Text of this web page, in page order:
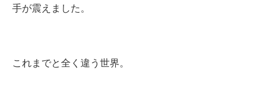
手が震えました。
これまでと全く違う世界。